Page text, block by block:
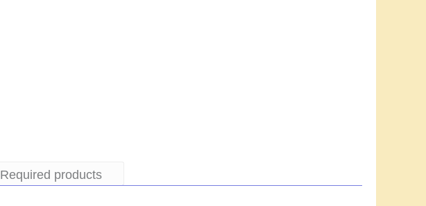
Required products